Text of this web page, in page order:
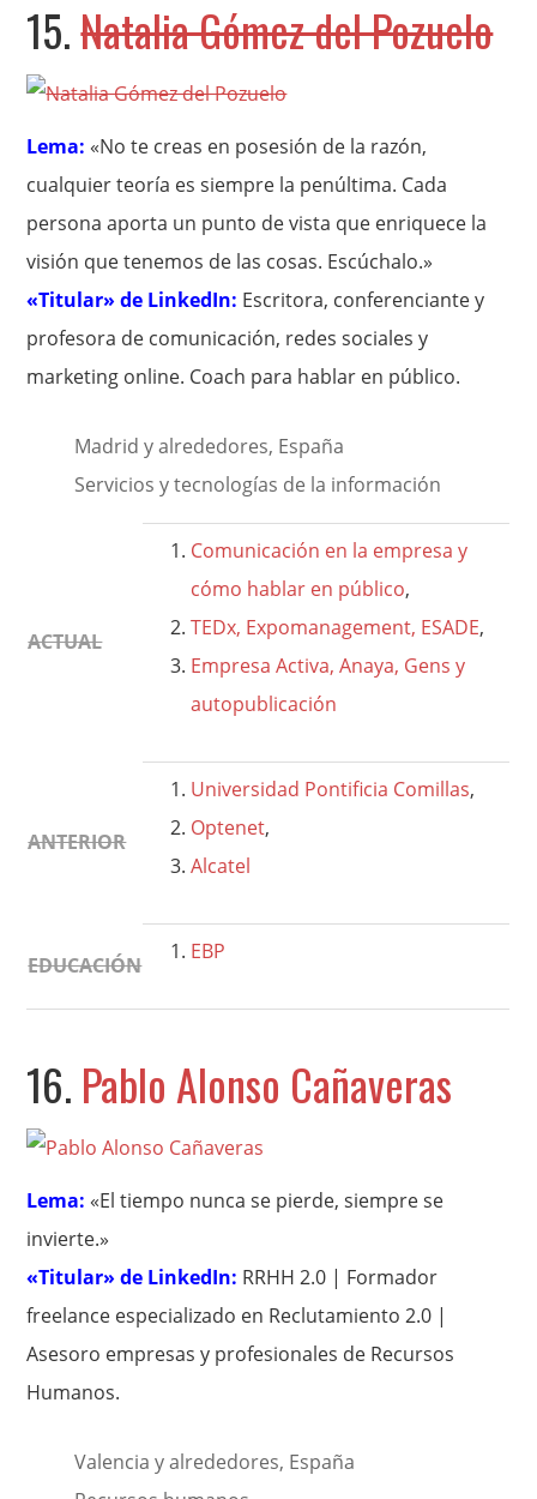
15.Natalia Gómez del Pozuelo
Lema: «No te creas en posesión de la razón,
cualquier teoría es siempre la penúltima. Cada
persona aporta un punto de vista que enriquece la
visión que tenemos de las cosas. Escúchalo.»
«Titular» de LinkedIn: Escritora, conferenciante y
profesora de comunicación, redes sociales y
marketing online. Coach para hablar en público.
Madrid y alrededores, España
Servicios y tecnologías de la información
ACTUAL
Comunicación en la empresa y
cómo hablar en público,
TEDx, Expomanagement, ESADE,
Empresa Activa, Anaya, Gens y
autopublicación
ANTERIOR
Universidad Pontificia Comillas,
Optenet,
Alcatel
EDUCACIÓN
EBP
16. Pablo Alonso Cañaveras
Lema: «El tiempo nunca se pierde, siempre se
invierte.»
«Titular» de LinkedIn: RRHH 2.0 | Formador
freelance especializado en Reclutamiento 2.0 |
Asesoro empresas y profesionales de Recursos
Humanos.
Valencia y alrededores, España